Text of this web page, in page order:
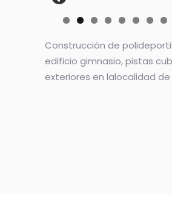
Construcción de
edificio gimnasio, pistas
exteriores en lalocalidad de